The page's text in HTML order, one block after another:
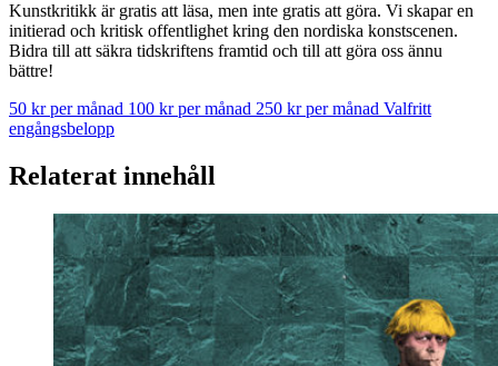
Kunstkritikk är gratis att läsa, men inte gratis att göra. Vi skapar en
initierad och kritisk offentlighet kring den nordiska konstscenen.
Bidra till att säkra tidskriftens framtid och till att göra oss ännu
bättre!
50 kr per månad 100 kr per månad 250 kr per månad Valfritt
engångsbelopp
Relaterat innehåll